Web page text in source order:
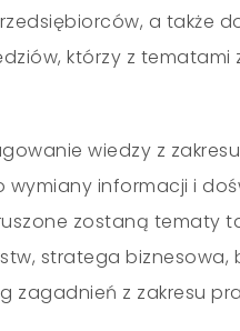
a także
którzy z tematami
wiedzy z
wymiany informacji i
zostaną tematy
stratega biznesowa,
zagadnień z zakresu